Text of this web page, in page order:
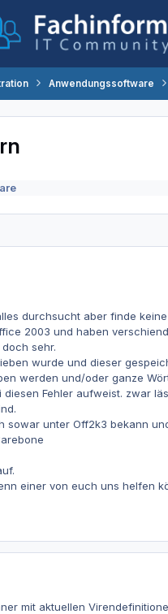
Anwendungssoftware
durchsucht aber finde keine
2003 und haben
sehr.
wurde und dieser
werden und/oder ganze
Fehler aufweist. zwar
sowar unter Off2k3 bekann
einer von euch uns helfen
mit aktuellen